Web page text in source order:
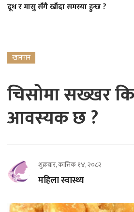
दूध र मासु सँगै खाँदा समस्या हुन्छ ?
खानपान
चिसोमा सख्खर
आवस्यक छ ?
शुक्रबार, कात्तिक १४, २०८२
महिला स्वास्थ्य